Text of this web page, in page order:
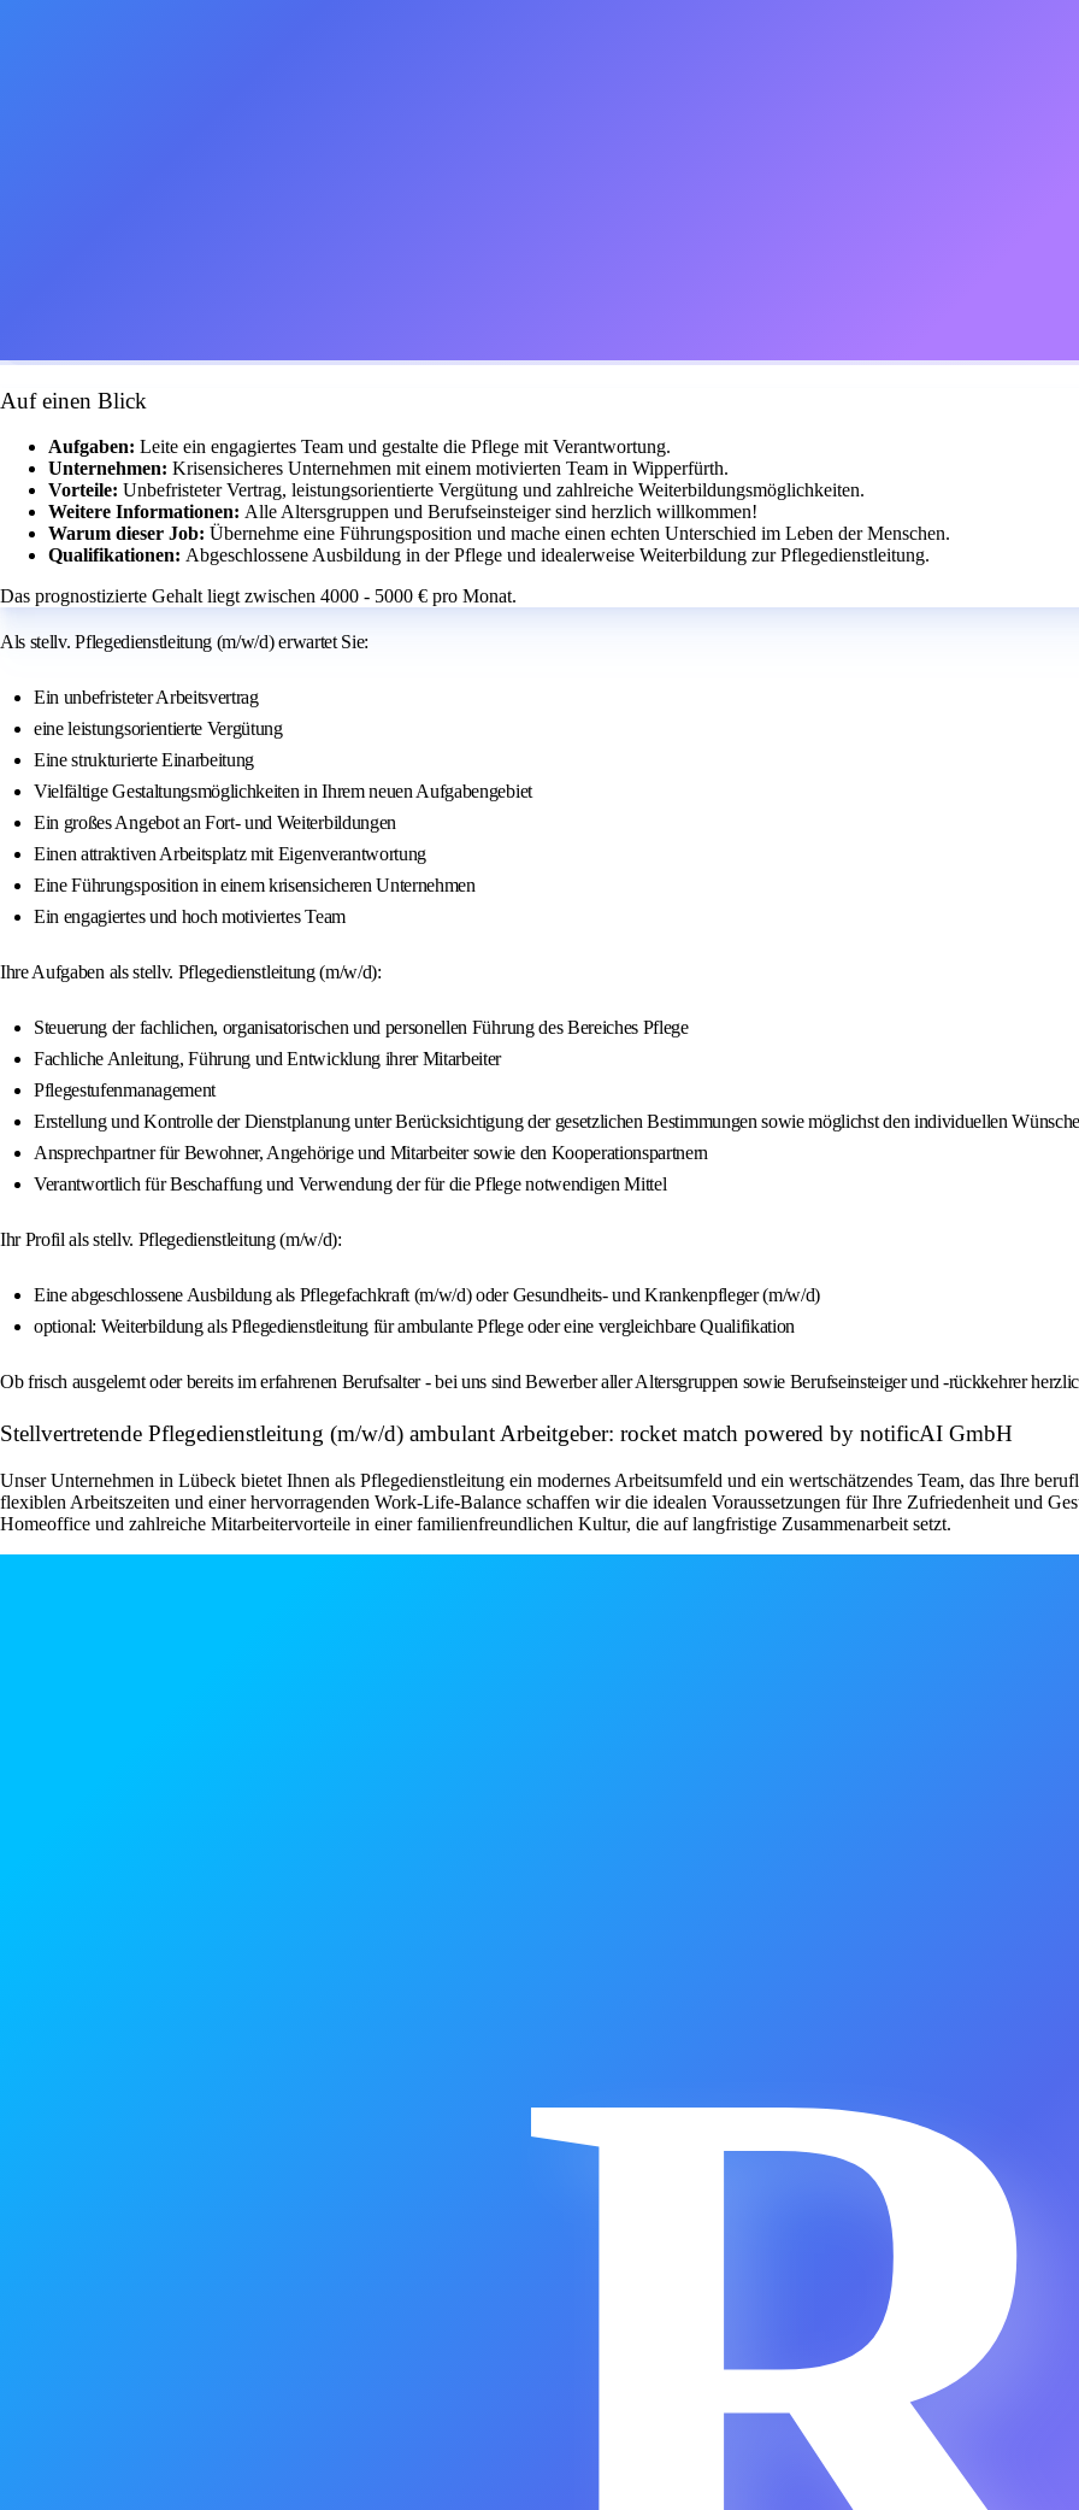
Auf einen Blick
Aufgaben: Leite ein engagiertes Team und gestalte die Pflege mit Verantwortung.
Unternehmen: Krisensicheres Unternehmen mit einem motivierten Team in Wipperfürth.
Vorteile: Unbefristeter Vertrag, leistungsorientierte Vergütung und zahlreiche Weiterbildungsmöglichkeiten.
Weitere Informationen: Alle Altersgruppen und Berufseinsteiger sind herzlich willkommen!
Warum dieser Job: Übernehme eine Führungsposition und mache einen echten Unterschied im Leben der Menschen.
Qualifikationen: Abgeschlossene Ausbildung in der Pflege und idealerweise Weiterbildung zur Pflegedienstleitung.
Das prognostizierte Gehalt liegt zwischen 4000 - 5000 € pro Monat.
Als stellv. Pflegedienstleitung (m/w/d) erwartet Sie:
Ein unbefristeter Arbeitsvertrag
eine leistungsorientierte Vergütung
Eine strukturierte Einarbeitung
Vielfältige Gestaltungsmöglichkeiten in Ihrem neuen Aufgabengebiet
Ein großes Angebot an Fort- und Weiterbildungen
Einen attraktiven Arbeitsplatz mit Eigenverantwortung
Eine Führungsposition in einem krisensicheren Unternehmen
Ein engagiertes und hoch motiviertes Team
Ihre Aufgaben als stellv. Pflegedienstleitung (m/w/d):
Steuerung der fachlichen, organisatorischen und personellen Führung des Bereiches Pflege
Fachliche Anleitung, Führung und Entwicklung ihrer Mitarbeiter
Pflegestufenmanagement
Erstellung und Kontrolle der Dienstplanung unter Berücksichtigung der gesetzlichen Bestimmungen sowie möglichst den individuellen
Ansprechpartner für Bewohner, Angehörige und Mitarbeiter sowie den Kooperationspartnern
Verantwortlich für Beschaffung und Verwendung der für die Pflege notwendigen Mittel
Ihr Profil als stellv. Pflegedienstleitung (m/w/d):
Eine abgeschlossene Ausbildung als Pflegefachkraft (m/w/d) oder Gesundheits- und Krankenpfleger (m/w/d)
optional: Weiterbildung als Pflegedienstleitung für ambulante Pflege oder eine vergleichbare Qualifikation
Ob frisch ausgelernt oder bereits im erfahrenen Berufsalter - bei uns sind Bewerber aller Altersgruppen sowie Berufseinsteiger und -rückkehrer
Stellvertretende Pflegedienstleitung (m/w/d) ambulant Arbeitgeber: rocket match powered by notificAI GmbH
Unser Unternehmen in Lübeck bietet Ihnen als Pflegedienstleitung ein modernes Arbeitsumfeld und ein wertschätzendes Team, das Ihre
flexiblen Arbeitszeiten und einer hervorragenden Work-Life-Balance schaffen wir die idealen Voraussetzungen für Ihre Zufriedenheit und
Homeoffice und zahlreiche Mitarbeitervorteile in einer familienfreundlichen Kultur, die auf langfristige Zusammenarbeit setzt.